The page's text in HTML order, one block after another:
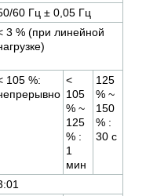
60 Гц ± 0,05 Гц
3 % (при линейной
105 %:
<
105
% ~
125
% :
1
мин
125
% ~
150
% :
30 с